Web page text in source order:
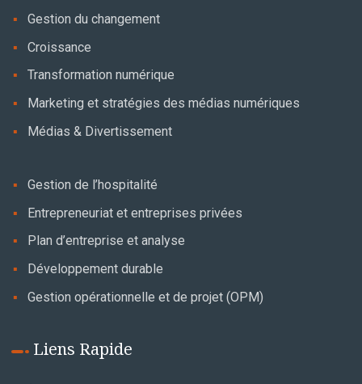
Gestion du changement
Croissance
Transformation numérique
Marketing et stratégies des médias numériques
Médias & Divertissement
Gestion de l’hospitalité
Entrepreneuriat et entreprises privées
Plan d’entreprise et analyse
Développement durable
Gestion opérationnelle et de projet (OPM)
Liens Rapide